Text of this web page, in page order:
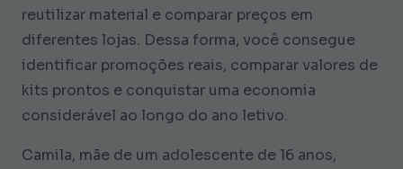
reutilizar material e comparar preços em
diferentes lojas. Dessa forma, você consegue
identificar promoções reais, comparar valores de
kits prontos e conquistar uma economia
considerável ao longo do ano letivo.
Camila, mãe de um adolescente de 16 anos,